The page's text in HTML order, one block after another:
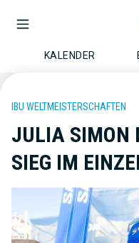
KALENDER
IBU WELTMEISTERSCHAFTEN
JULIA SIMON
SIEG IM